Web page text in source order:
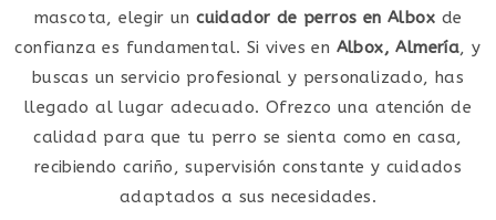
mascota, elegir uncuidador de perros en Albox de
confianza es fundamental. Si vives en Albox, Almería, y
buscas un servicio profesional y personalizado, has
llegado al lugar adecuado. Ofrezco una atención de
calidad para que tu perro se sienta como en casa,
recibiendo cariño, supervisión constante y cuidados
adaptados a sus necesidades.